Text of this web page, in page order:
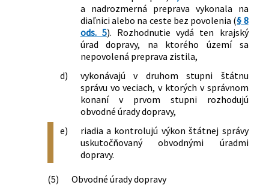
za užívanie vymedzených úsekov diaľnic
a rýchlostných ciest pre motorové
vozidlá a jazdné súpravy
358/2012 Z. z.
Vyhláška Ministerstva dopravy,
Slovenskej republiky, ktorou sa mení
vyhláška Ministerstva dopravy,
výstavby a regionálneho rozvoja
Slovenskej republiky č. 410/2011 Z. z.,
ktorou sa ustanovuje spôsob označenia
úsekov diaľnic a rýchlostných ciest,
ktorých užívanie podlieha úhrade, vzor
nálepky a spôsob jej umiestnenia na
stavebnej legislatívy
163/2024 Z. z.
Zákon, ktorým sa mení a dopĺňa zákon
č. 135/1961 Zb. o pozemných
komunikáciách (cestný zákon) v znení
26/2025 Z. z.
Zákon o zmene a doplnení niektorých
zákonov v súvislosti so zmenami
vyvolanými Stavebným zákonom
131/2026 Z. z.
Zákon, ktorým sa mení a dopĺňa zákon
č. 8/2009 Z. z. o cestnej premávke a o
zmene a doplnení niektorých zákonov
v znení neskorších predpisov a ktorým
sa menia a dopĺňajú niektoré zákony
a nadrozmerná preprava vykonala na
diaľnici alebo na ceste bez povolenia (§ 8
ods. 5). Rozhodnutie vydá ten krajský
úrad dopravy, na ktorého území sa
nepovolená preprava zistila,
d)
vykonávajú v druhom stupni štátnu
správu vo veciach, v ktorých v správnom
konaní v prvom stupni rozhodujú
obvodné úrady dopravy,
e)
riadia a kontrolujú výkon štátnej správy
uskutočňovaný obvodnými úradmi
dopravy.
(5)
Obvodné úrady dopravy